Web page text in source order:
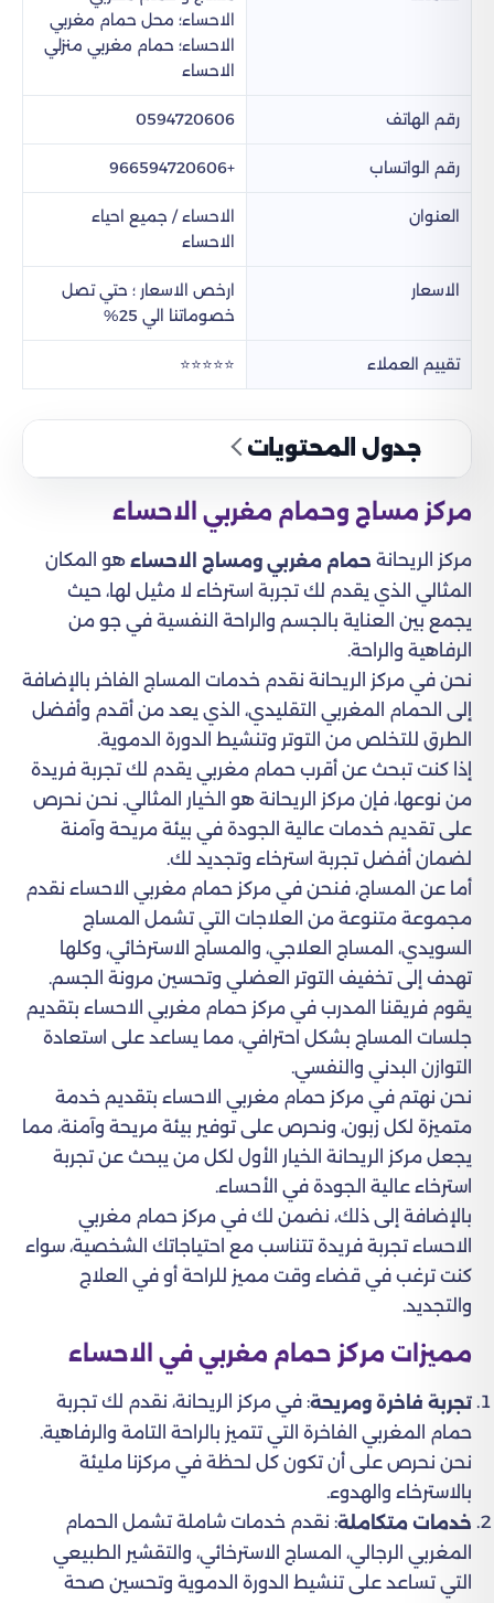
الاحساء​؛ محل حمام مغربي
الاحساء؛ حمام مغربي منزلي
الاحساء
رقم الهاتف 0594720606
رقم الواتساب +966594720606
العنوان
الاحساء / جميع احياء
الاحساء
الاسعار
ارخص الاسعار ؛ حتي تصل
خصوماتنا الي 25%
تقييم العملاء ⭐⭐⭐⭐⭐
جدول المحتويات
مركز مساج وحمام مغربي الاحساء
مركز الريحانة حمام مغربي ومساج الاحساء هو المكان
المثالي الذي يقدم لك تجربة استرخاء لا مثيل لها، حيث
يجمع بين العناية بالجسم والراحة النفسية في جو من
الرفاهية والراحة.
نحن في مركز الريحانة نقدم خدمات المساج الفاخر بالإضافة
إلى الحمام المغربي التقليدي، الذي يعد من أقدم وأفضل
الطرق للتخلص من التوتر وتنشيط الدورة الدموية.
إذا كنت تبحث عن أقرب حمام مغربي يقدم لك تجربة فريدة
من نوعها، فإن مركز الريحانة هو الخيار المثالي. نحن نحرص
على تقديم خدمات عالية الجودة في بيئة مريحة وآمنة
لضمان أفضل تجربة استرخاء وتجديد لك.
أما عن المساج، فنحن في مركز حمام مغربي الاحساء نقدم
مجموعة متنوعة من العلاجات التي تشمل المساج
السويدي، المساج العلاجي، والمساج الاسترخائي، وكلها
تهدف إلى تخفيف التوتر العضلي وتحسين مرونة الجسم.
يقوم فريقنا المدرب في مركز حمام مغربي الاحساء بتقديم
جلسات المساج بشكل احترافي، مما يساعد على استعادة
التوازن البدني والنفسي.
نحن نهتم في مركز حمام مغربي الاحساء بتقديم خدمة
متميزة لكل زبون، ونحرص على توفير بيئة مريحة وآمنة، مما
يجعل مركز الريحانة الخيار الأول لكل من يبحث عن تجربة
استرخاء عالية الجودة في الأحساء.
بالإضافة إلى ذلك، نضمن لك في مركز حمام مغربي
الاحساء تجربة فريدة تتناسب مع احتياجاتك الشخصية، سواء
كنت ترغب في قضاء وقت مميز للراحة أو في العلاج
والتجديد.
مميزات مركز حمام مغربي في الاحساء
تجربة فاخرة ومريحة: في مركز الريحانة، نقدم لك تجربة
حمام المغربي الفاخرة التي تتميز بالراحة التامة والرفاهية.
نحن نحرص على أن تكون كل لحظة في مركزنا مليئة
بالاسترخاء والهدوء.
خدمات متكاملة: نقدم خدمات شاملة تشمل الحمام
المغربي الرجالي، المساج الاسترخائي، والتقشير الطبيعي
التي تساعد على تنشيط الدورة الدموية وتحسين صحة